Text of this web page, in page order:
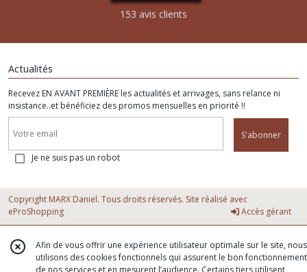
153 avis clients
Actualités
Recevez EN AVANT PREMIÈRE les actualités et arrivages, sans relance ni
insistance..et bénéficiez des promos mensuelles en priorité !!
S'abonner
Je ne suis pas un robot
Copyright MARX Daniel. Tous droits réservés. Site réalisé avec
eProShopping
Accès gérant
Afin de vous offrir une expérience utilisateur optimale sur le site, nous
utilisons des cookies fonctionnels qui assurent le bon fonctionnement
de nos services et en mesurent l’audience. Certains tiers utilisent